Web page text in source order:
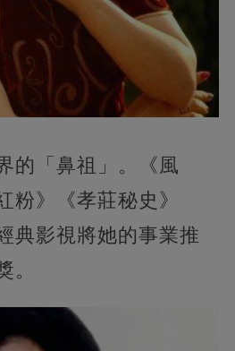
的「鼻祖」。《風
粉》《孝莊秘史》
典影視將她的事業推
。